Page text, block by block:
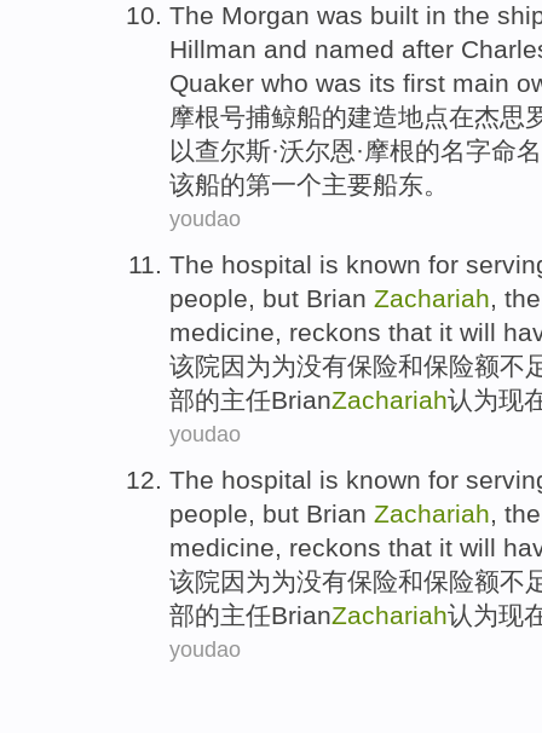
The Morgan was built in the
Hillman and named after
Quaker who was its first main
摩根号捕鲸船的建造地点在杰思
以查尔斯·沃尔恩·摩根的名字命名
该船的第一个主要船东。
youdao
The hospital is known for
people, but Brian Zachariah,
medicine, reckons that it will
该院因为为没有保险和保险额不
部的主任BrianZachariah认为现
youdao
The hospital is known for
people, but Brian Zachariah,
medicine, reckons that it will
该院因为为没有保险和保险额不
部的主任BrianZachariah认为现
youdao